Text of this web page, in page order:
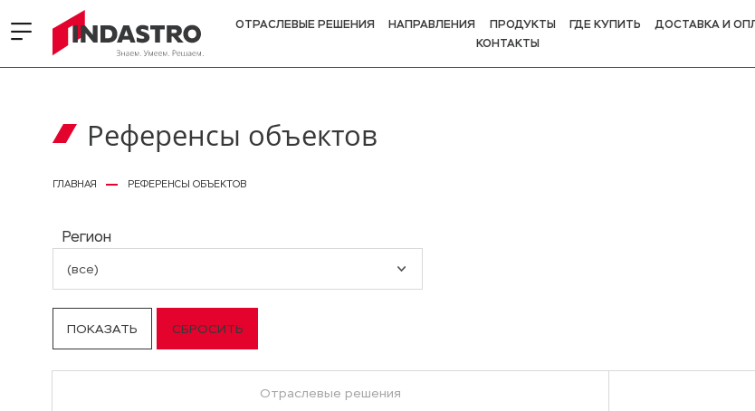
ОТРАСЛЕВЫЕ РЕШЕНИЯ НАПРАВЛЕНИЯ ПРОДУКТЫ ГДЕ КУПИТЬ
ДОСТАВКА И
КОНТАКТЫ
Референсы объектов
ГЛАВНАЯ РЕФЕРЕНСЫ ОБЪЕКТОВ
Регион
(все)
Отраслевые решения